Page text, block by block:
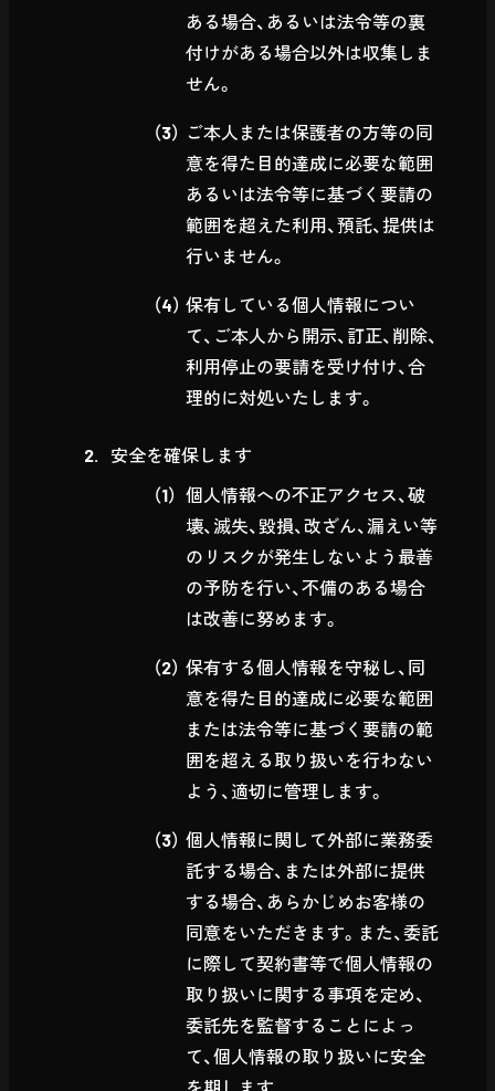
ある場合、あるいは法令等の裏
付けがある場合以外は収集しま
せん。
ご本人または保護者の方等の同
意を得た目的達成に必要な範囲
あるいは法令等に基づく要請の
範囲を超えた利用、預託、提供は
行いません。
保有している個人情報につい
て、ご本人から開示、訂正、削除、
利用停止の要請を受け付け、合
理的に対処いたします。
安全を確保します
個人情報への不正アクセス、破
壊、滅失、毀損、改ざん、漏えい等
のリスクが発生しないよう最善
の予防を行い、不備のある場合
は改善に努めます。
保有する個人情報を守秘し、同
意を得た目的達成に必要な範囲
または法令等に基づく要請の範
囲を超える取り扱いを行わない
よう、適切に管理します。
個人情報に関して外部に業務委
託する場合、または外部に提供
する場合、あらかじめお客様の
同意をいただきます。また、委託
に際して契約書等で個人情報の
取り扱いに関する事項を定め、
委託先を監督することによっ
て、個人情報の取り扱いに安全